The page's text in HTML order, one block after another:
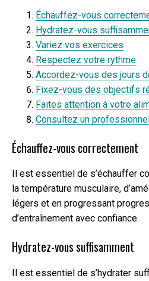
Échauffez-vous
Hydratez-vous
Variez vos exercices
Respectez votre rythme
Accordez-vous des jours
Fixez-vous des objectifs
Faites attention à votre
Consultez un
Échauffez-vous correctement
Il est essentiel de s’échauffer
la température musculaire,
légers et en progressant
d’entraînement avec confiance.
Hydratez-vous suffisamment
Il est essentiel de s’hydrater